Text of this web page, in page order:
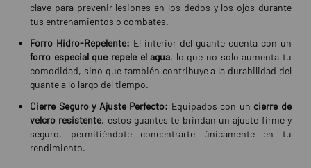
clave para prevenir lesiones en los dedos y los ojos durante
tus entrenamientos o combates.
Forro Hidro-Repelente: El interior del guante cuenta con un
forro especial que repele el agua, lo que no solo aumenta tu
comodidad, sino que también contribuye a la durabilidad del
guante a lo largo del tiempo.
Cierre Seguro y Ajuste Perfecto: Equipados con un cierre de
velcro resistente, estos guantes te brindan un ajuste firme y
seguro, permitiéndote concentrarte únicamente en tu
rendimiento.